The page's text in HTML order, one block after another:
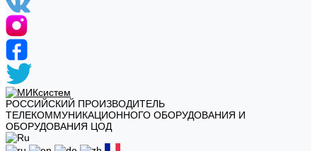
РОССИЙСКИЙ ПРОИЗВОДИТЕЛЬ
ТЕЛЕКОММУНИКАЦИОННОГО ОБОРУДОВАНИЯ И
ОБОРУДОВАНИЯ ЦОД